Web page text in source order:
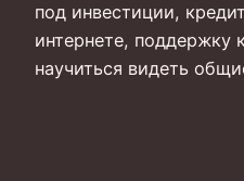
под инвестиции,
интернете, поддержку
научиться видеть